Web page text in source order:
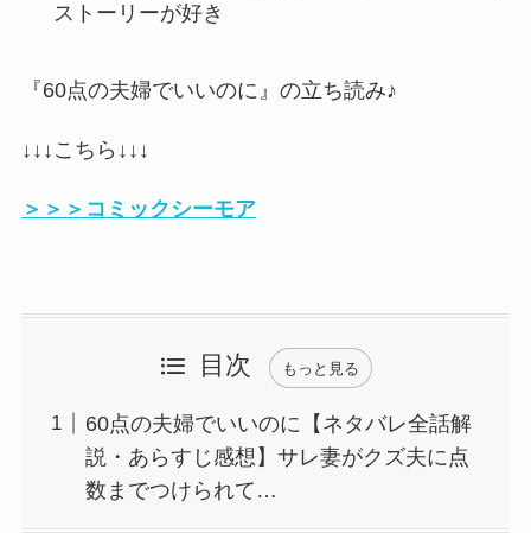
ストーリーが好き
『60点の夫婦でいいのに』の立ち読み♪
↓↓↓こちら↓↓↓
＞＞＞コミックシーモア
目次 もっと見る
60点の夫婦でいいのに【ネタバレ全話解
説・あらすじ感想】サレ妻がクズ夫に点
数までつけられて…